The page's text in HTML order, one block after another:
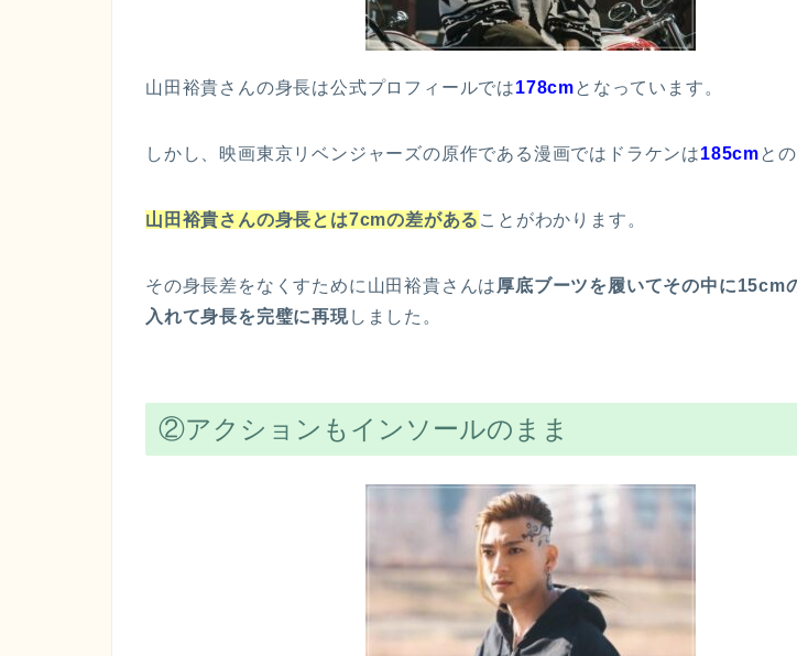
山田裕貴さんの身長は公式プロフィールでは178cmとなっています。
しかし、映画東京リベンジャーズの原作である漫画ではドラケンは185cmと
山田裕貴さんの身長とは7cmの差がある ことがわかります。
その身長差をなくすために山田裕貴さんは 厚底ブーツを履いてその中に15cm
入れて身長を完璧に再現しました。
②アクションもインソールのまま